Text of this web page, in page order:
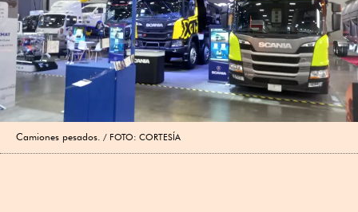
Camiones pesados. FOTO: CORTESÍA